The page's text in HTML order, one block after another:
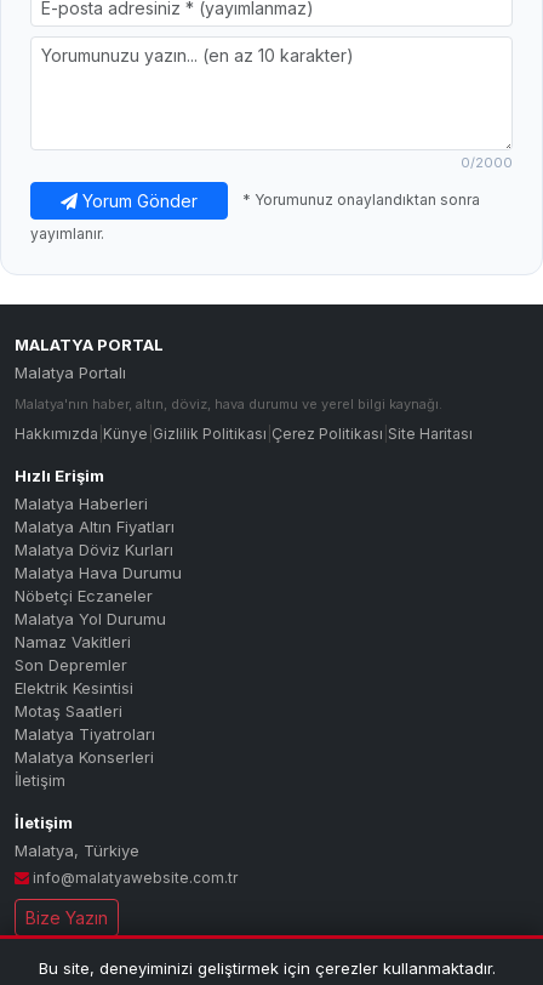
0/2000
Yorum Gönder
* Yorumunuz onaylandıktan sonra
yayımlanır.
MALATYA PORTAL
Malatya Portalı
Malatya'nın haber, altın, döviz, hava durumu ve yerel bilgi kaynağı.
Hakkımızda Künye Gizlilik Politikası Çerez Politikası Site Haritası
Hızlı Erişim
Malatya Haberleri
Malatya Altın Fiyatları
Malatya Döviz Kurları
Malatya Hava Durumu
Nöbetçi Eczaneler
Malatya Yol Durumu
Namaz Vakitleri
Son Depremler
Elektrik Kesintisi
Motaş Saatleri
Malatya Tiyatroları
Malatya Konserleri
İletişim
İletişim
Malatya, Türkiye
info@malatyawebsite.com.tr
Bize Yazın
Bu site, deneyiminizi geliştirmek için çerezler kullanmaktadır.